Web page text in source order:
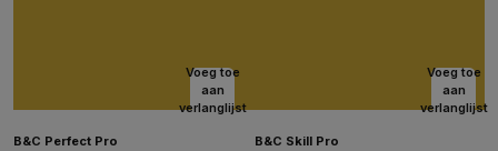
Voeg toe
aan
verlanglijst
B&C Perfect Pro
Voeg toe
aan
verlanglijst
B&C Skill Pro